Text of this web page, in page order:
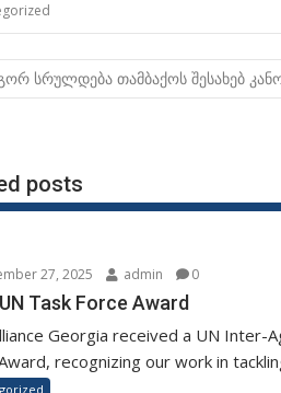
სრულდება თამბაქოს შესახებ
posts
27, 2025 admin 0
Task Force Award
Georgia received a UN Inter-
recognizing our work in